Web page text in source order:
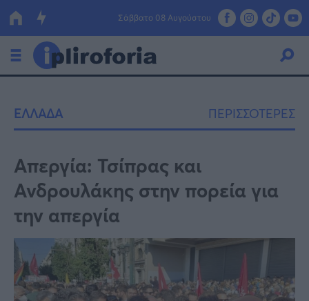
Σάββατο 08 Αυγούστου
Οικονομία
Πολιτική
Τράπεζες
Επιδοτήσεις
ΕΣΠΑ
Κόσμος
Lifestyle
Αθλητικά
ΕΛΛΑΔΑ ΠΕΡΙΣΣΟΤΕΡΕΣ
Απεργία: Τσίπρας και
Ανδρουλάκης στην πορεία για
την απεργία